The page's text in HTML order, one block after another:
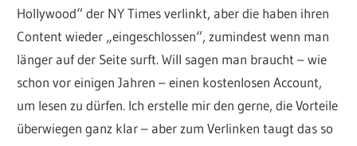
Hollywood“ der NY Times verlinkt, aber die haben ihren
Content wieder „eingeschlossen“, zumindest wenn man
länger auf der Seite surft. Will sagen man braucht – wie
schon vor einigen Jahren – einen kostenlosen Account,
um lesen zu dürfen. Ich erstelle mir den gerne, die Vorteile
überwiegen ganz klar – aber zum Verlinken taugt das so